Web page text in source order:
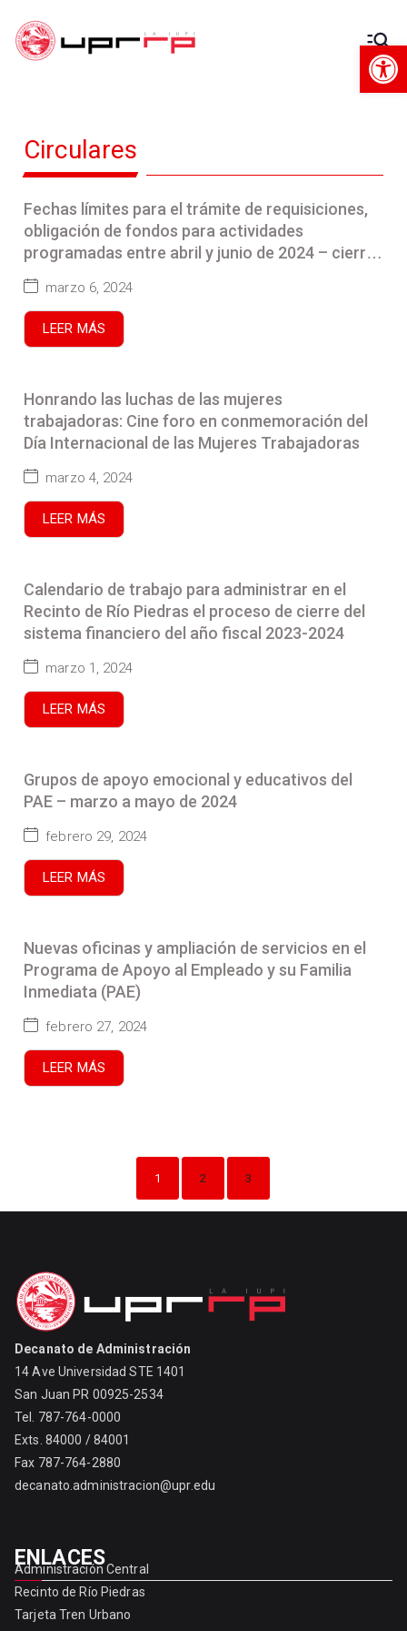
ción
Decanato de Administración
Circulares
Fechas límites para el trámite de requisiciones,
obligación de fondos para actividades
programadas entre abril y junio de 2024 – cierre
operaciones financieras año 2023-2024
marzo 6, 2024
LEER MÁS
Honrando las luchas de las mujeres
trabajadoras: Cine foro en conmemoración del
Día Internacional de las Mujeres Trabajadoras
marzo 4, 2024
LEER MÁS
Calendario de trabajo para administrar en el
Recinto de Río Piedras el proceso de cierre del
sistema financiero del año fiscal 2023-2024
marzo 1, 2024
LEER MÁS
Grupos de apoyo emocional y educativos del
PAE – marzo a mayo de 2024
febrero 29, 2024
LEER MÁS
Nuevas oficinas y ampliación de servicios en el
Programa de Apoyo al Empleado y su Familia
Inmediata (PAE)
febrero 27, 2024
LEER MÁS
1 2 3
Decanato de Administración
14 Ave Universidad STE 1401
San Juan PR 00925-2534
Tel. 787-764-0000
Exts. 84000 / 84001
Fax 787-764-2880
decanato.administracion@upr.edu
ENLACES
Administración Central
Recinto de Río Piedras
Tarjeta Tren Urbano